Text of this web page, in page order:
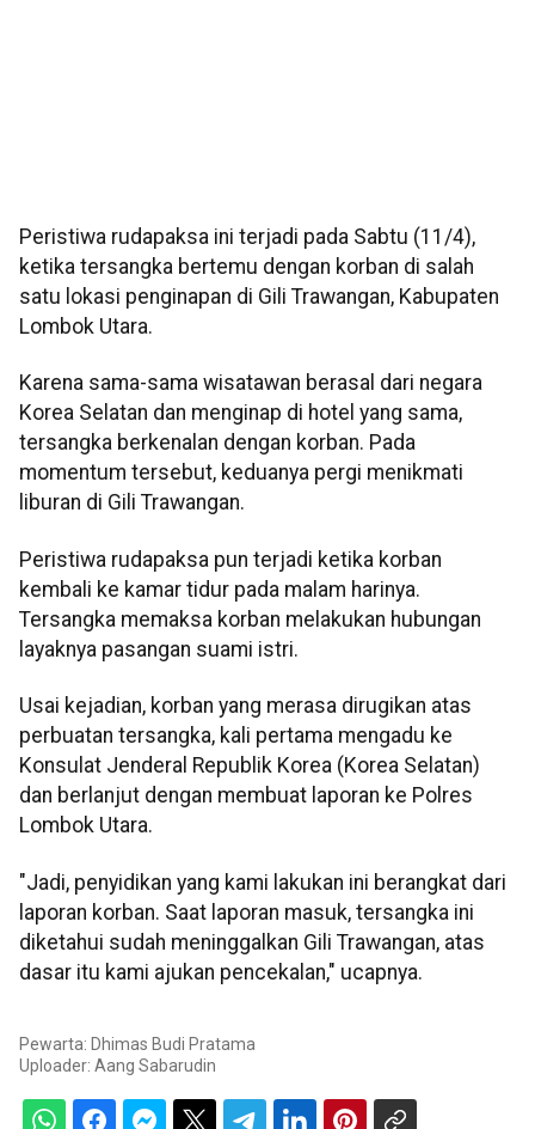
Peristiwa rudapaksa ini terjadi pada Sabtu (11/4),
ketika tersangka bertemu dengan korban di salah
satu lokasi penginapan di Gili Trawangan, Kabupaten
Lombok Utara.
Karena sama-sama wisatawan berasal dari negara
Korea Selatan dan menginap di hotel yang sama,
tersangka berkenalan dengan korban. Pada
momentum tersebut, keduanya pergi menikmati
liburan di Gili Trawangan.
Peristiwa rudapaksa pun terjadi ketika korban
kembali ke kamar tidur pada malam harinya.
Tersangka memaksa korban melakukan hubungan
layaknya pasangan suami istri.
Usai kejadian, korban yang merasa dirugikan atas
perbuatan tersangka, kali pertama mengadu ke
Konsulat Jenderal Republik Korea (Korea Selatan)
dan berlanjut dengan membuat laporan ke Polres
Lombok Utara.
"Jadi, penyidikan yang kami lakukan ini berangkat dari
laporan korban. Saat laporan masuk, tersangka ini
diketahui sudah meninggalkan Gili Trawangan, atas
dasar itu kami ajukan pencekalan," ucapnya.
Pewarta: Dhimas Budi Pratama
Uploader: Aang Sabarudin